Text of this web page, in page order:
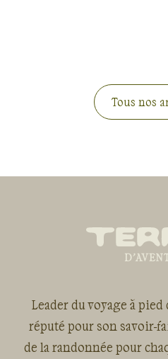
Tous nos
Leader du voyage à
réputé pour son savoir-
de la randonnée pour